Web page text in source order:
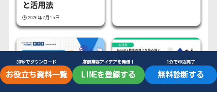
30秒でダウンロード
お役立ち資料一覧
店舗集客アイデアを発信！
LINEを登録する
1分で申込完了
無料診断する
と活用法
2026年7月15日